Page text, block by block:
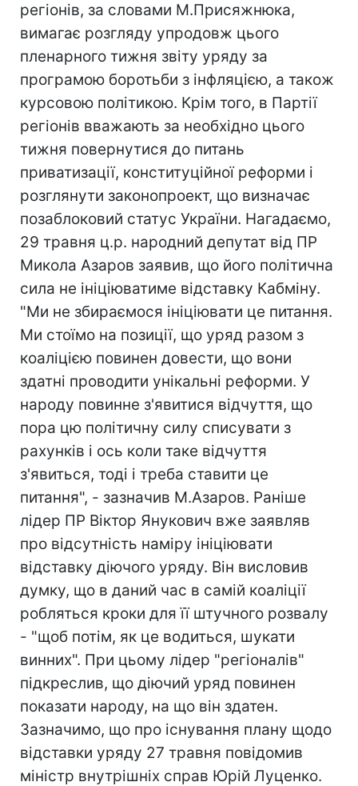
регіонів, за словами М.Присяжнюка,
вимагає розгляду упродовж цього
пленарного тижня звіту уряду за
програмою боротьби з інфляцією, а також
курсовою політикою. Крім того, в Партії
регіонів вважають за необхідно цього
тижня повернутися до питань
приватизації, конституційної реформи і
розглянути законопроект, що визначає
позаблоковий статус України. Нагадаємо,
29 травня ц.р. народний депутат від ПР
Микола Азаров заявив, що його політична
сила не ініціюватиме відставку Кабміну.
"Ми не збираємося ініціювати це питання.
Ми стоїмо на позиції, що уряд разом з
коаліцією повинен довести, що вони
здатні проводити унікальні реформи. У
народу повинне з'явитися відчуття, що
пора цю політичну силу списувати з
рахунків і ось коли таке відчуття
з'явиться, тоді і треба ставити це
питання", - зазначив М.Азаров. Раніше
лідер ПР Віктор Янукович вже заявляв
про відсутність наміру ініціювати
відставку діючого уряду. Він висловив
думку, що в даний час в самій коаліції
робляться кроки для її штучного розвалу
- "щоб потім, як це водиться, шукати
винних". При цьому лідер "регіоналів"
підкреслив, що діючий уряд повинен
показати народу, на що він здатен.
Зазначимо, що про існування плану щодо
відставки уряду 27 травня повідомив
міністр внутрішніх справ Юрій Луценко.